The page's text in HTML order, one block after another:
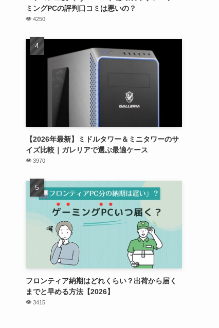
ミングPCの評判口コミは悪いの？
4250
【2026年最新】ミドルタワー＆ミニタワーのサ
イズ比較｜ガレリアで選ぶ最適ケース
3970
フロンティア納期はどれくらい？出荷から届く
までと早める方法【2026】
3415